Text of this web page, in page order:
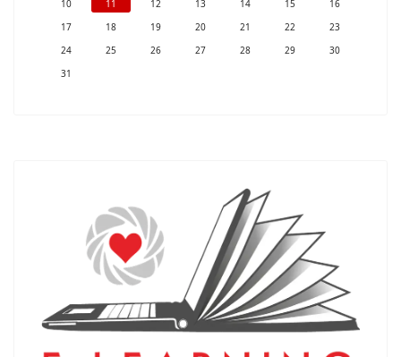
10
11 12 13 14 15
16
17
18 19 20 21 22
23
24
25 26 27 28 29
30
31